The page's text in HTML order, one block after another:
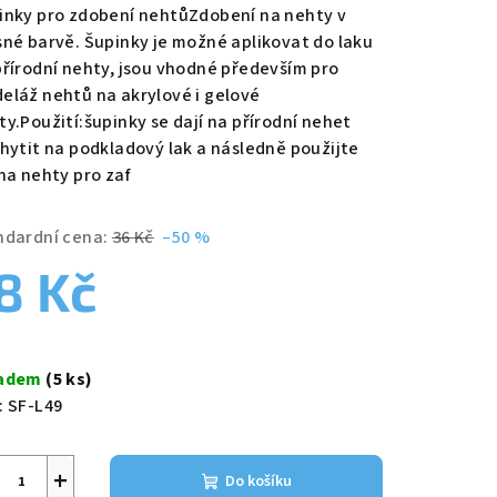
pro zdobení nehtůZdobení na nehty v
barvě. Šupinky je možné aplikovat do laku
nehty, jsou vhodné především pro
nehtů na akrylové i gelové
se dají na přírodní nehet
na podkladový lak a následně použijte
nehty pro zaf
cena: 36 Kč –50 %
Kč
(5 ks)
SF-L49
+ Do košíku